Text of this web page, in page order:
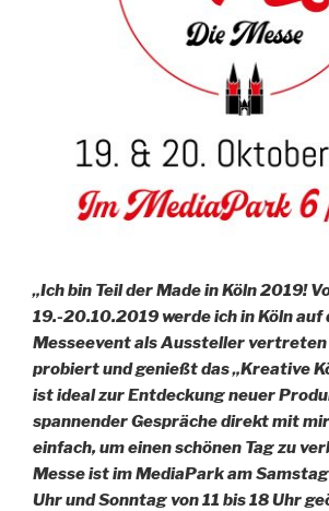
„Ich bin Teil der Made in Köln 2019!
19.-20.10.2019 werde ich in Köln auf
Messeevent als Aussteller vertreten
probiert und genießt das „Kreative
ist ideal zur Entdeckung neuer
spannender Gespräche direkt mit
einfach, um einen schönen Tag zu
Messe ist im MediaPark am
Uhr und Sonntag von 11 bis 18 Uhr